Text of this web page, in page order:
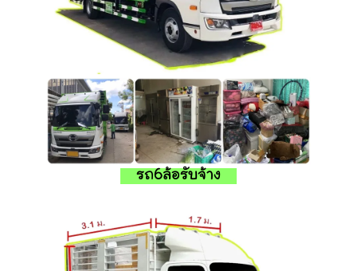
รถ6ล้อรับจ้าง